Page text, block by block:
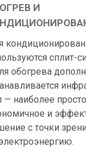
сплит-
обогрева
— наиболее
и
с точки
И